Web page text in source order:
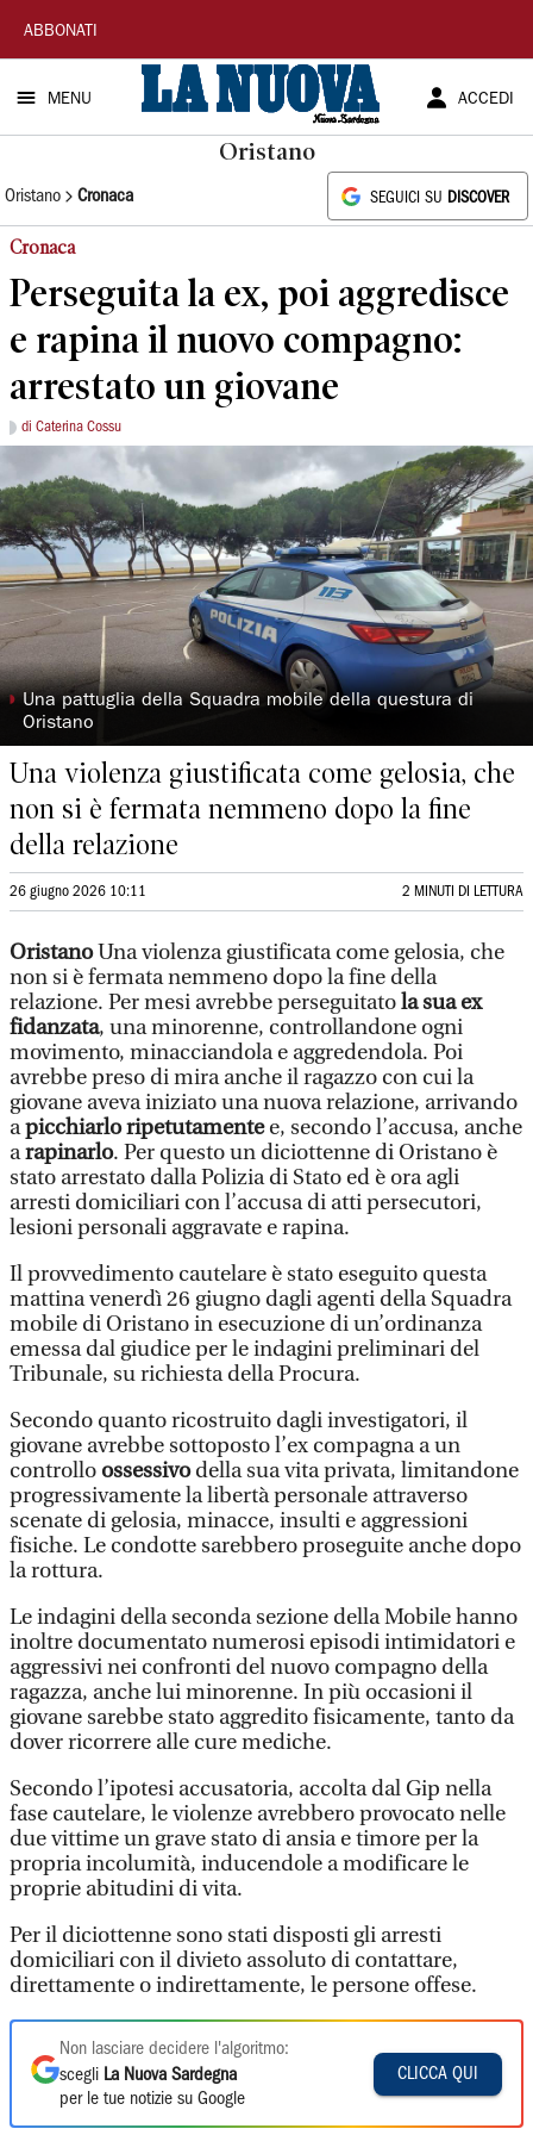
La
Nuova
Sardegna
ABBONATI
MENU ACCEDI
Oristano
Oristano Cronaca SEGUICI SU DISCOVER
Cronaca
Perseguita la ex, poi aggredisce
e rapina il nuovo compagno:
arrestato un giovane
di Caterina Cossu
◗ Una pattuglia della Squadra mobile della questura di
Oristano
Una violenza giustificata come gelosia, che
non si è fermata nemmeno dopo la fine
della relazione
26 giugno 2026 10:11 2 MINUTI DI LETTURA
OristanoUna violenza giustificata come gelosia, che
non si è fermata nemmeno dopo la fine della
relazione. Per mesi avrebbe perseguitatola sua ex
fidanzata, una minorenne, controllandone ogni
movimento, minacciandola e aggredendola. Poi
avrebbe preso di mira anche il ragazzo con cui la
giovane aveva iniziato una nuova relazione, arrivando
apicchiarlo ripetutamentee, secondo l’accusa, anche
arapinarlo. Per questo un diciottenne di Oristano è
stato arrestato dalla Polizia di Stato ed è ora agli
arresti domiciliari con l’accusa di atti persecutori,
lesioni personali aggravate e rapina.
Il provvedimento cautelare è stato eseguito questa
mattina venerdì 26 giugno dagli agenti della Squadra
mobile di Oristano in esecuzione di un’ordinanza
emessa dal giudice per le indagini preliminari del
Tribunale, su richiesta della Procura.
Secondo quanto ricostruito dagli investigatori, il
giovane avrebbe sottoposto l’ex compagna a un
controllo ossessivodella sua vita privata, limitandone
progressivamente la libertà personale attraverso
scenate di gelosia, minacce, insulti e aggressioni
fisiche. Le condotte sarebbero proseguite anche dopo
la rottura.
Le indagini della seconda sezione della Mobile hanno
inoltre documentato numerosi episodi intimidatori e
aggressivi nei confronti del nuovo compagno della
ragazza, anche lui minorenne. In più occasioni il
giovane sarebbe stato aggredito fisicamente, tanto da
dover ricorrere alle cure mediche.
Secondo l’ipotesi accusatoria, accolta dal Gip nella
fase cautelare, le violenze avrebbero provocato nelle
due vittime un grave stato di ansia e timore per la
propria incolumità, inducendole a modificare le
proprie abitudini di vita.
Per il diciottenne sono stati disposti gli arresti
domiciliari con il divieto assoluto di contattare,
direttamente o indirettamente, le persone offese.
Non lasciare decidere l'algoritmo:
scegli La Nuova Sardegna
per le tue notizie su Google
CLICCA QUI